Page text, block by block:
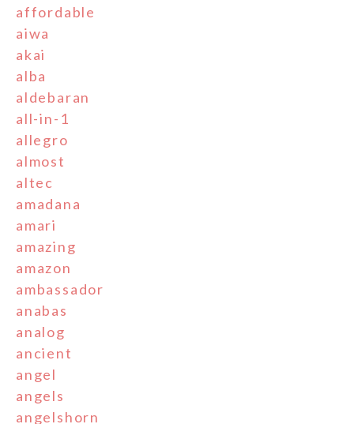
affordable
aiwa
akai
alba
aldebaran
all-in-1
allegro
almost
altec
amadana
amari
amazing
amazon
ambassador
anabas
analog
ancient
angel
angels
angelshorn